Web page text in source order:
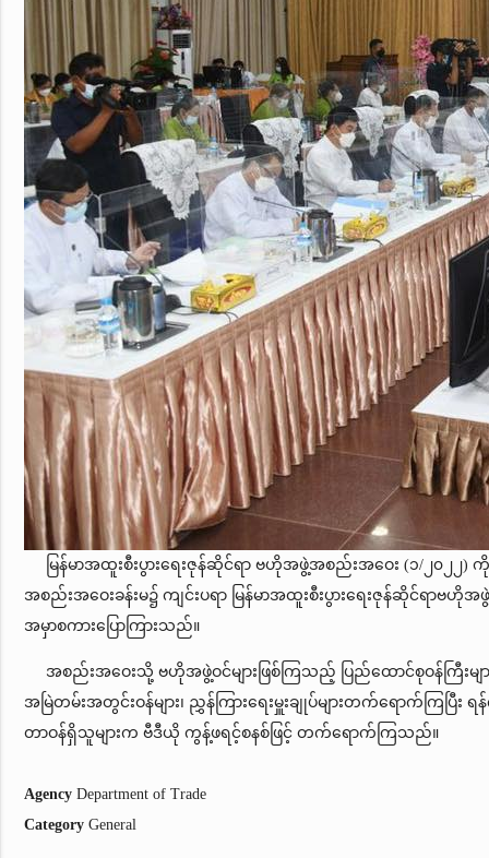
မြန်မာအထူးစီးပွားရေးဇုန်ဆိုင်ရာ ဗဟိုအဖွဲ့အစည်းအဝေး (၁/၂၀၂၂) ကို
အစည်းအဝေးခန်းမ၌ ကျင်းပရာ မြန်မာအထူးစီးပွားရေးဇုန်ဆိုင်ရာဗဟို
အမှာစကားပြောကြားသည်။
အစည်းအဝေးသို့ ဗဟိုအဖွဲ့ဝင်များဖြစ်ကြသည့် ပြည်ထောင်စုဝန်ကြီးများ
အမြဲတမ်းအတွင်းဝန်များ၊ ညွှန်ကြားရေးမှူးချုပ်များတက်ရောက်ကြပြီး
တာဝန်ရှိသူများက ဗီဒီယို ကွန့်ဖရင့်စနစ်ဖြင့် တက်ရောက်ကြသည်။
Agency Department of Trade
Category General